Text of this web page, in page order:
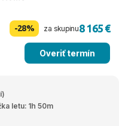
-28% za skupinu8 165 €
Overiť termín
letu: 1h 50m